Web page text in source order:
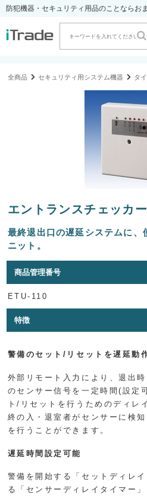
防犯機器・セキュリティ用品のことならお
全商品 セキュリティ用システム機器 タ
エントランスチェッカ
最終退出口の遅延システムに、
ニット。
商品管理番号
ETU-110
特徴
警備のセット/リセットを遅延動
外部リモート入力により、退出
のセンサー信号を一定時間(設定
ト/リセットを行うためのディレ
終の入・退室者がセンサーに検
を行うことができます。
遅延時間設定可能
警備を開始する「セットディレ
る「センサーディレイタイマー